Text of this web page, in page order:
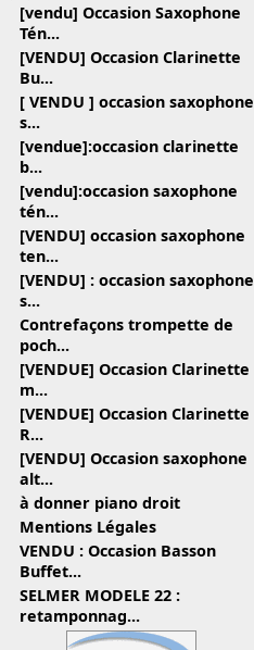
[vendu] Occasion Saxophone
Tén...
[VENDU] Occasion Clarinette
Bu...
[ VENDU ] occasion saxophone
s...
[vendue]:occasion clarinette
b...
[vendu]:occasion saxophone
tén...
[VENDU] occasion saxophone
ten...
[VENDU] : occasion saxophone
s...
Contrefaçons trompette de
poch...
[VENDUE] Occasion Clarinette
m...
[VENDUE] Occasion Clarinette
R...
[VENDU] Occasion saxophone
alt...
à donner piano droit
Mentions Légales
VENDU : Occasion Basson
Buffet...
SELMER MODELE 22 :
retamponnag...